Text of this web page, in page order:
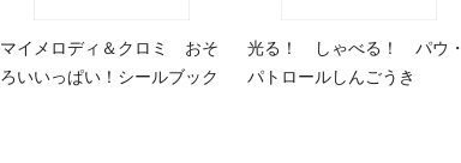
マイメロディ＆クロミ おそ
ろいいっぱい！シールブック
光る！ しゃべる！ パウ・
パトロールしんごうき